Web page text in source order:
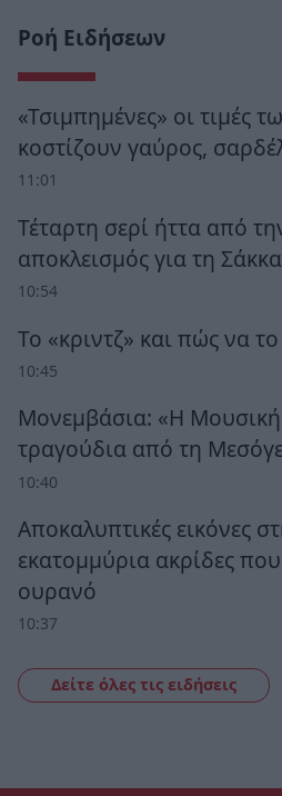
Ροή Ειδήσεων
«Τσιμπημένες» οι τιμές
κοστίζουν γαύρος,
11:01
Τέταρτη σερί ήττα από
αποκλεισμός για τη
10:54
Το «κριντζ» και πώς να
10:45
Μονεμβάσια: «Η
τραγούδια από τη
10:40
Αποκαλυπτικές εικόνες
εκατομμύρια ακρίδες
ουρανό
10:37
Δείτε όλες τις ειδήσεις